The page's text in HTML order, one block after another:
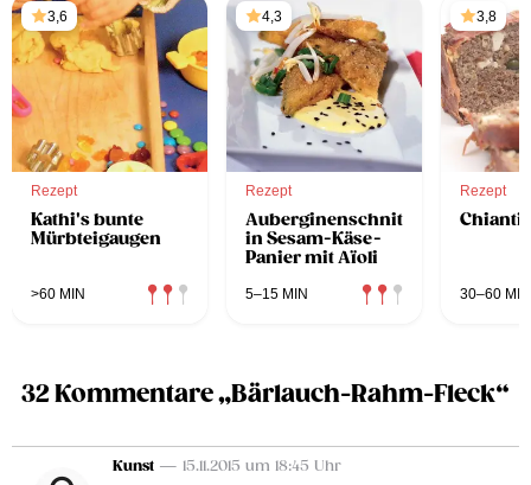
3,6
Rezept
Kathi's bunte
Mürbteigaugen
>60 MIN
4,3
Rezept
Auberginenschnitzel
in Sesam-Käse-
Panier mit Aïoli
5–15 MIN
3,8
Rezept
30–60 MIN
32 Kommentare „Bärlauch-Rahm-Fleck“
Kunst — 15.11.2015 um 18:45 Uhr